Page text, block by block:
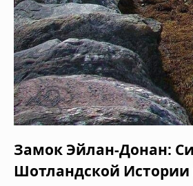
Замок Эйлан-Донан:
Шотландской Истории